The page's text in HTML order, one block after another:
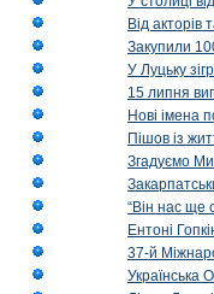
Від акторів
Закупили
У Луцьку
15 липня
Нові імена
Пішов із
Згадуємо
“Він нас ще
Ентоні
37-й
Українська